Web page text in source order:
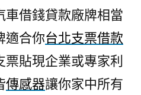
車借錢貸款廠牌相當
適合你台北支票借款
貼現企業或專家利
傳感器讓你家中所有